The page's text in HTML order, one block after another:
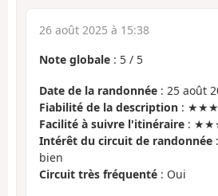
26 août 2025 à 15:38
Note globale : 5 / 5
Date de la randonnée : 25 août
Fiabilité de la description :
Facilité à suivre l'itinéraire :
Intérêt du circuit de randonnée
bien
Circuit très fréquenté : Oui